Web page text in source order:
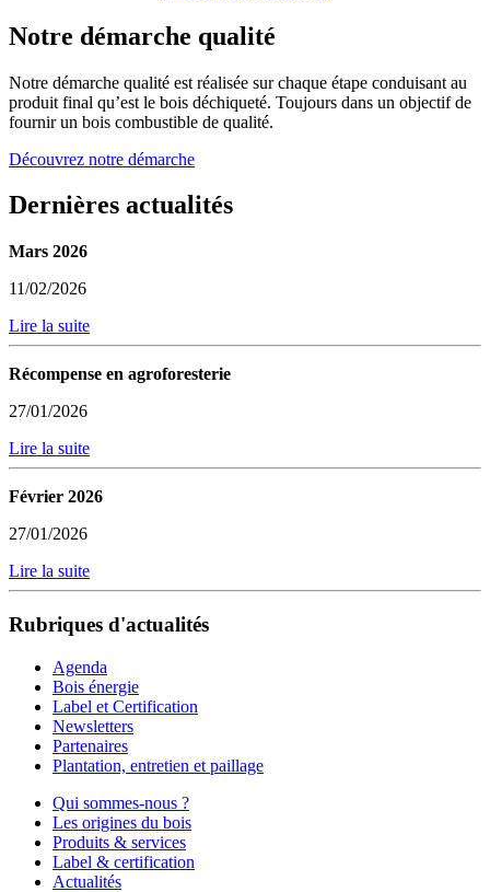
Notre démarche qualité
Notre démarche qualité est réalisée sur chaque étape conduisant au
produit final qu’est le bois déchiqueté. Toujours dans un objectif de
fournir un bois combustible de qualité.
Découvrez notre démarche
Dernières actualités
Mars 2026
11/02/2026
Lire la suite
Récompense en agroforesterie
27/01/2026
Lire la suite
Février 2026
27/01/2026
Lire la suite
Rubriques d'actualités
Agenda
Bois énergie
Label et Certification
Newsletters
Partenaires
Plantation, entretien et paillage
Qui sommes-nous ?
Les origines du bois
Produits & services
Label & certification
Actualités